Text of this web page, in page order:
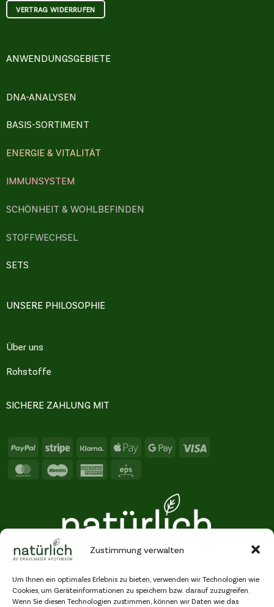
Zustimmung verwalten
Um Ihnen ein optimales Erlebnis zu bieten, verwenden wir Technologien wie
Cookies, um Geräteinformationen zu speichern bzw. darauf zuzugreifen.
Wenn Sie diesen Technologien zustimmen, können wir Daten wie das
VERTRAG WIDERRUFEN
ANWENDUNGSGEBIETE
DNA-ANALYSEN
BASIS-SORTIMENT
ENERGIE & VITALITÄT
IMMUNSYSTEM
SCHÖNHEIT & WOHLBEFINDEN
STOFFWECHSEL
SETS
UNSERE PHILOSOPHIE
Über uns
Rohstoffe
SICHERE ZAHLUNG MIT
PayPal Stripe Klarna
Apple
Google Visa
MasterCardMaestroAmerican